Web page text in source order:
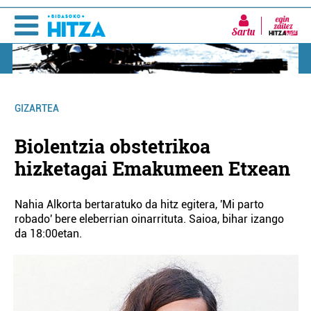
Sartu
GIZARTEA
Biolentzia obstetrikoa
hizketagai Emakumeen Etxean
Nahia Alkorta bertaratuko da hitz egitera, 'Mi parto
robado' bere eleberrian oinarrituta. Saioa, bihar izango
da 18:00etan.